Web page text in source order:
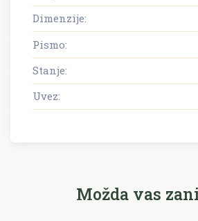
Dimenzije:
Pismo:
Stanje:
Uvez:
Možda vas